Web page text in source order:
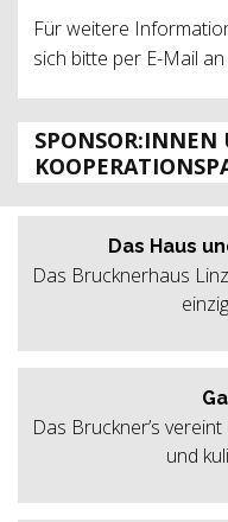
Für weitere
sich bitte per E-Mail an
SPONSOR:INNEN
Das Haus
Das Brucknerhaus
Das Bruckner’s
und